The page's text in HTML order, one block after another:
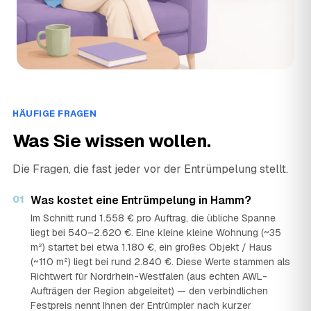
HÄUFIGE FRAGEN
Was Sie wissen wollen.
Die Fragen, die fast jeder vor der Entrümpelung stellt.
01 Was kostet eine Entrümpelung in Hamm?
Im Schnitt rund 1.558 € pro Auftrag, die übliche Spanne
liegt bei 540–2.620 €. Eine kleine kleine Wohnung (~35
m²) startet bei etwa 1.180 €, ein großes Objekt / Haus
(~110 m²) liegt bei rund 2.840 €. Diese Werte stammen als
Richtwert für Nordrhein-Westfalen (aus echten AWL-
Aufträgen der Region abgeleitet) — den verbindlichen
Festpreis nennt Ihnen der Entrümpler nach kurzer